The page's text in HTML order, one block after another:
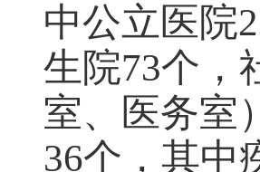
中公立医院
生院73个，
室、医务室）
36个，其中